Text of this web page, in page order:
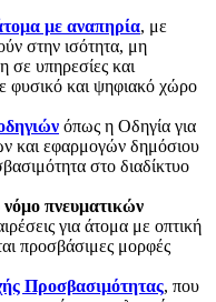
με αναπηρία, με
στην ισότητα, μη
σε υπηρεσίες και
φυσικό και ψηφιακό χώρο
όπως η Οδηγία για
και εφαρμογών δημόσιου
στο διαδίκτυο
νόμο πνευματικών
για άτομα με οπτική
προσβάσιμες μορφές
Προσβασιμότητας, που